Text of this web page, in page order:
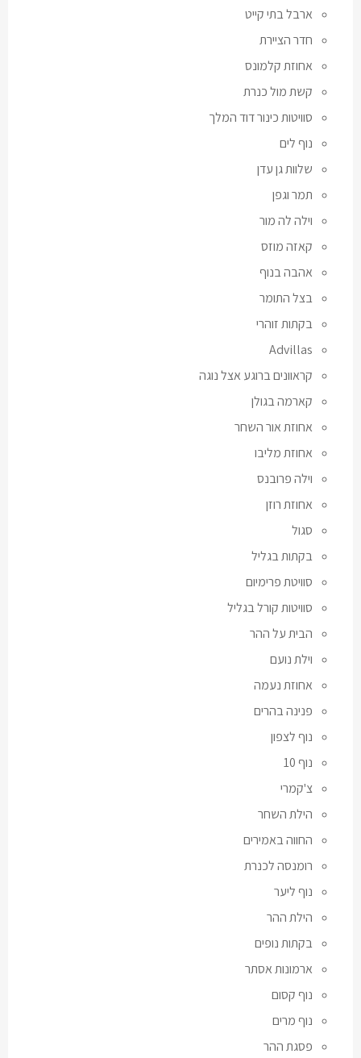
ארבל בתי קייט
חדר הציירת
אחוזת קלמונס
קשת מול כנרת
סוויטות כינור דוד המלך
נוף לים
שלוות גן עדן
תמר וגפן
וילה לה מור
קאזה מוזס
אהבה בנוף
בצל התומר
בקתות זוהרי
Advillas
קראוונים ברוגע אצל נוגה
קארמה בגולן
אחוזת אור השחר
אחוזת מליבו
וילה פרובנס
אחוזת רוזן
סגול
בקתות בגליל
סוויטת פרימיום
סוויטות קורל בגליל
הבית על ההר
וילת נועם
אחוזת נעמה
פנינה בהרים
נוף לצפון
נוף 10
צ'קמרי
הילת השחר
החווה באמירים
רומנסה לכנרת
נוף ליער
הילת ההר
בקתות נופים
ארמונות אסתר
נוף קסום
נוף מרים
פסגת ההר